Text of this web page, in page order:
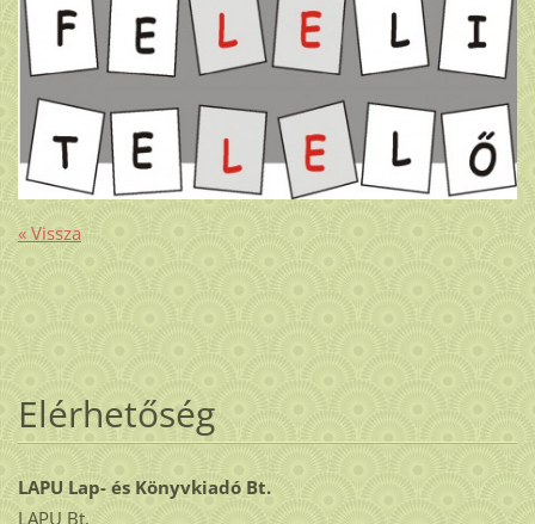
« Vissza
Elérhetőség
LAPU Lap- és Könyvkiadó Bt.
LAPU Bt.